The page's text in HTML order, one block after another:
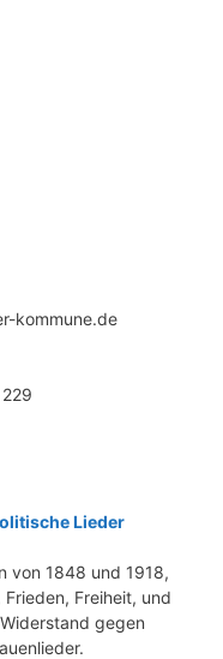
kommune.de
Lieder
von 1848 und 1918,
Freiheit, und
gegen